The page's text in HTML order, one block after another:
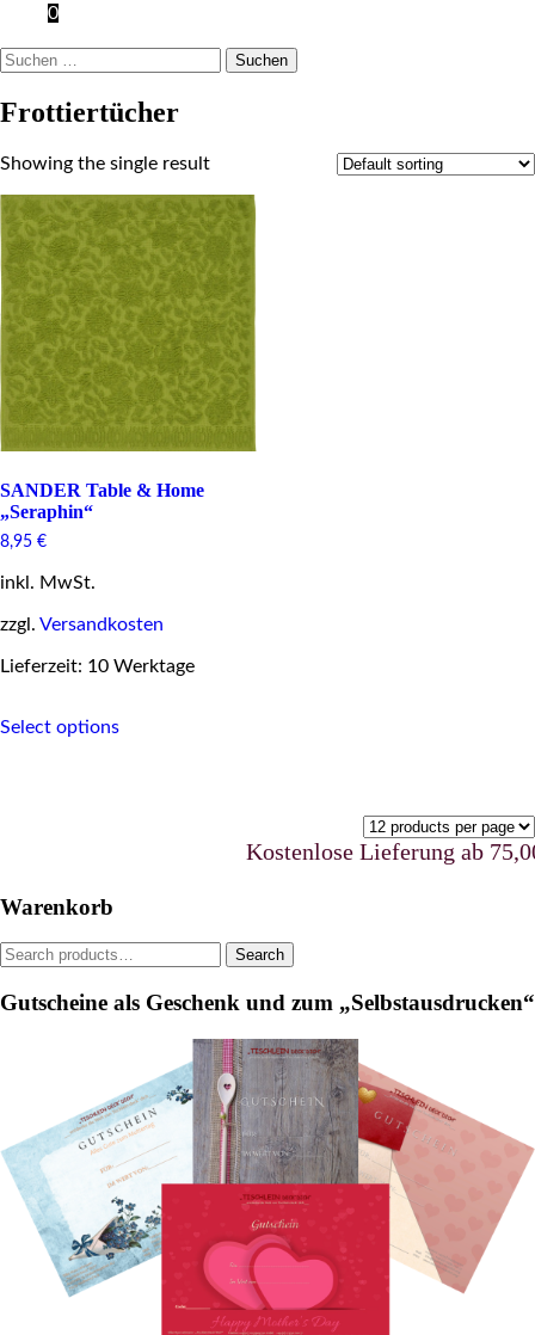
0
Suchen
Frottiertücher
Showing the single result
SANDER Table & Home
„Seraphin“
8,95 €
inkl. MwSt.
zzgl. Versandkosten
Lieferzeit: 10 Werktage
Select optionsproduct
the
page
Kostenlose Lieferung ab
Warenkorb
Search
Search
Gutscheine als Geschenk und zum „Selbstausdrucken“